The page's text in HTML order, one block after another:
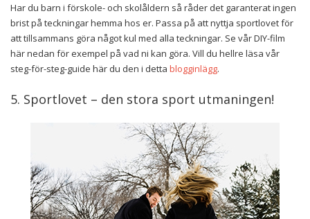
Har du barn i förskole- och skolåldern så råder det garanterat ingen
brist på teckningar hemma hos er. Passa på att nyttja sportlovet för
att tillsammans göra något kul med alla teckningar. Se vår DIY-film
här nedan för exempel på vad ni kan göra. Vill du hellre läsa vår
steg-för-steg-guide här du den i detta blogginlägg.
5. Sportlovet – den stora sport utmaningen!